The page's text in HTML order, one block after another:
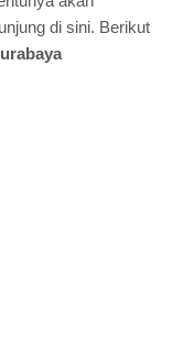
di sini. Berikut